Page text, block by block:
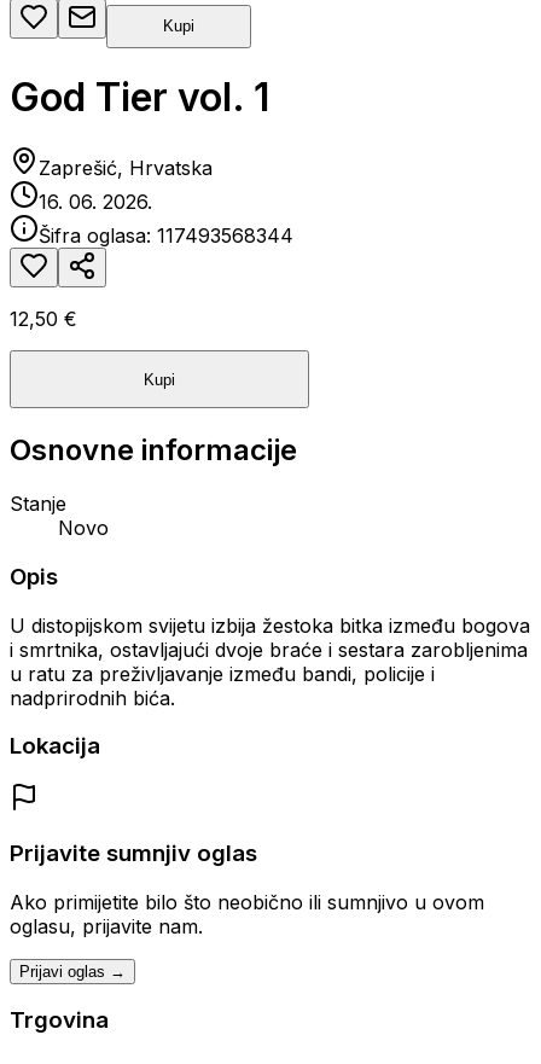
Kupi
God Tier vol. 1
Zaprešić, Hrvatska
16. 06. 2026.
Šifra oglasa: 117493568344
12,50 €
Kupi
Osnovne informacije
Stanje
Novo
Opis
U distopijskom svijetu izbija žestoka bitka između bogova
i smrtnika, ostavljajući dvoje braće i sestara zarobljenima
u ratu za preživljavanje između bandi, policije i
nadprirodnih bića.
Lokacija
Prijavite sumnjiv oglas
Ako primijetite bilo što neobično ili sumnjivo u ovom
oglasu, prijavite nam.
Prijavi oglas →
Trgovina